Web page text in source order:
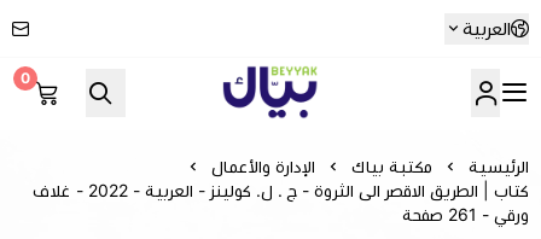
العربية
Beyyak
0
الرئيسية مكتبة بياك
الإدارة والأعمال
كتاب | الطريق الاقصر الى الثروة - ج . ل. كولينز - العربية - 2022 - غلاف
ورقي - 261 صفحة